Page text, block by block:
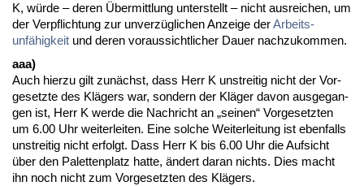
K, würde – de­ren Über­mitt­lung un­ter­stellt – nicht aus­rei­chen, um
der Ver­pflich­tung zur un­verzügli­chen An­zei­ge derAr­beits­
unfähig­keit und de­ren vor­aus­sicht­li­cher Dau­er nach­zu­kom­men.
aaa)
Auch hier­zu gilt zunächst, dass Herr K un­strei­tig nicht der Vor­
ge­setz­te des Klägers war, son­dern der Kläger da­von aus­ge­gan­
gen ist, Herr K wer­de die Nach­richt an „sei­nen“ Vor­ge­setz­ten
um 6.00 Uhr wei­ter­lei­ten. Ei­ne sol­che Wei­ter­lei­tung ist eben­falls
un­strei­tig nicht er­folgt. Dass Herr K bis 6.00 Uhr die Auf­sicht
über den Pa­let­ten­platz hat­te, ändert dar­an nichts. Dies macht
ihn noch nicht zum Vor­ge­setz­ten des Klägers.